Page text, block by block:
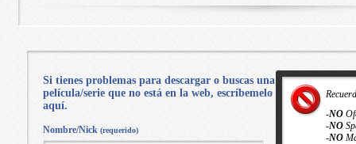
-NO
-NO
-NO
Si tienes problemas para descargar o buscas una
película/serie que no está en la web, escríbemelo
aquí.
Nombre/Nick (requerido)